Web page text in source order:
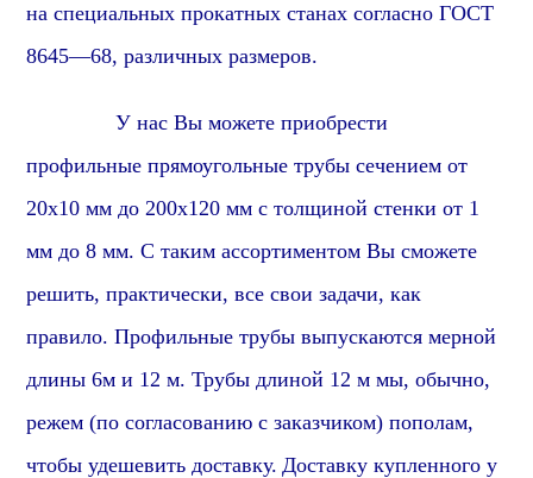
на специальных прокатных станах согласно ГОСТ
8645—68, различных размеров.
У нас Вы можете приобрести
профильныепрямоугольные трубы сечением от
20х10 мм до 200х120 мм с толщиной стенки от 1
мм до 8 мм. С таким ассортиментом Вы сможете
решить, практически, все свои задачи, как
правило. Профильные трубы выпускаются мерной
длины 6м и 12 м. Трубы длиной 12 м мы, обычно,
режем (по согласованию с заказчиком) пополам,
чтобы удешевить доставку. Доставку купленного у